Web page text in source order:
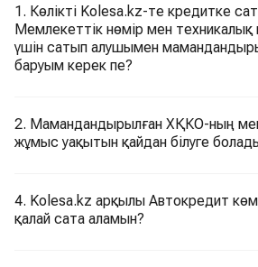
1. Көлікті Kolesa.kz-те кредитке
Мемлекеттік нөмір мен техникалық
үшін сатып алушымен
баруым керек пе?
2. Мамандандырылған ХҚКО-ның
жұмыс уақытын қайдан білуге
4. Kolesa.kz арқылы Автокредит
қалай сата аламын?